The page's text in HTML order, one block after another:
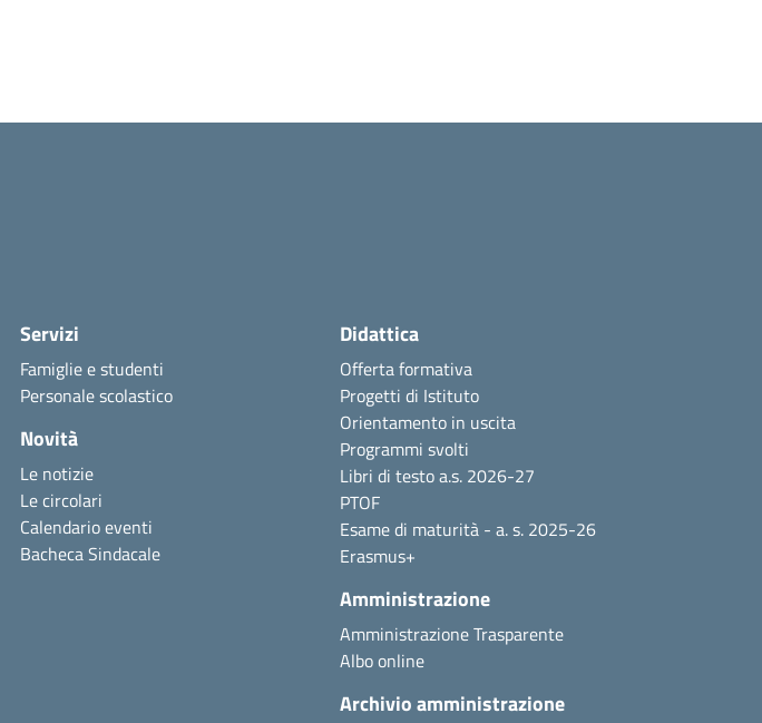
Servizi
Famiglie e studenti
Personale scolastico
Novità
Le notizie
Le circolari
Calendario eventi
Bacheca Sindacale
Didattica
Offerta formativa
Progetti di Istituto
Orientamento in uscita
Programmi svolti
Libri di testo a.s. 2026-27
PTOF
Esame di maturità - a. s. 2025-26
Erasmus+
Amministrazione
Amministrazione Trasparente
Albo online
Archivio amministrazione